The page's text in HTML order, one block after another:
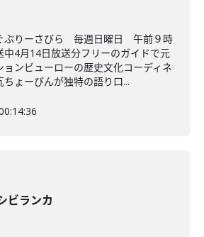
ぶりーさびら 毎週日曜日 午前９時
4月14日放送分フリーのガイドで元
ョンビューローの歴史文化コーディネ
ょーびんが独特の語り口...
ビランカ